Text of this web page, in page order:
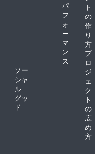
パ
フ
ォ
ー
マ
ン
ス
ソー
シャ
ル
グッ
ド
ト
の
作
り
方
プ
ロ
ジ
ェ
ク
ト
の
広
め
方